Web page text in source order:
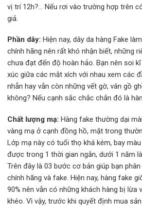
vị trí 12h?… Nếu rơi vào trường hợp trên
giả.
Phần dây: Hiện nay, dây da hàng Fake
chính hãng nên rất khó nhận biết, những
chưa đạt đến độ hoàn hảo. Bạn nên soi
xúc giữa các mắt xích với nhau xem các
nhẵn hay vẫn còn những vết gờ, vân gồ
không? Nếu cạnh sắc chắc chắn đó là
Chất lượng mạ: Hàng fake thường dại
vàng mạ ở cạnh đồng hồ, mặt trong
Lớp mạ này có tuổi thọ khá kém, bay
được trong 1 thời gian ngắn, dưới 1 năm
Trên đây là 03 bước cơ bản giúp bạn
chính hãng và fake. Hiện nay, hàng fake
90% nên vẫn có những khách hàng bị lừa
khéo. Vì vậy, trước khi quyết định mua